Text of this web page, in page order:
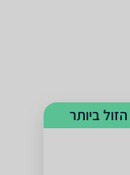
הזול ביותר